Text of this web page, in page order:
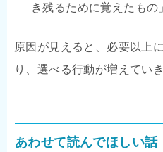
き残るために覚えたもの
原因が見えると、必要以上
り、選べる行動が増えていき
あわせて読んでほしい話